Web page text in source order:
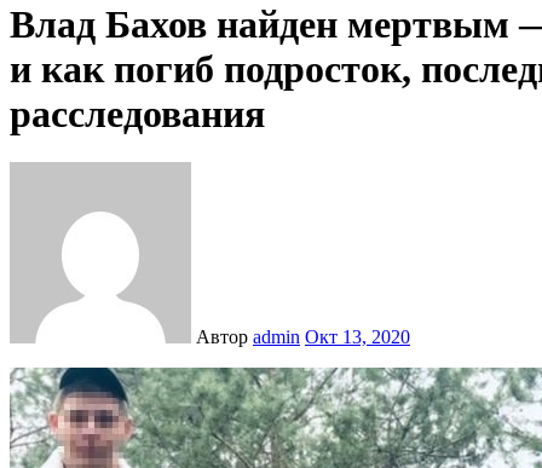
Влад Бахов найден мертвым
и как погиб подросток,
расследования
Автор admin Окт 13, 2020